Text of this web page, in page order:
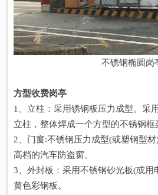
不锈钢椭圆岗
方型收费岗亭
1、立柱：采用锈钢板压力成型。采
立柱，整体焊成一个方型的不锈钢框
2、门窗:不锈钢压力成型(或塑钢型
高档的汽车防盗窗。
3、外封板：采用不锈钢砂光板(或用
黄色彩钢板。